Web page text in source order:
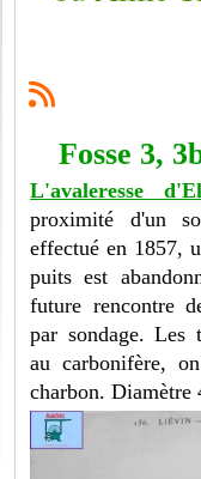
Fosse 3,
L'avaleresse
proximité d'un
effectué en 1857,
puits est
future rencontre
par sondage. Les
au carbonifère,
charbon. Diamètre